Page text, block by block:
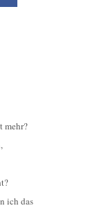
mehr?
ich das